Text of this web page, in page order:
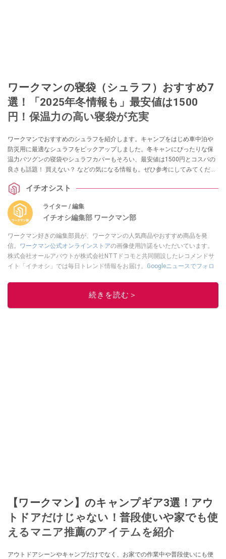
ワークマンの寝袋（シュラフ）おすすめ7
選！「2025年冬情報も」最安値は1500
円！保温力の高い寝袋が充実
ワークマンでおすすめのシュラフを紹介します。キャンプをはじめ車中泊や
防災用に最適なシュラフをピックアップしました。冬キャンにぴったりな保
温力バツグンの寝袋やシュラフカバーもそろい、最安値は1500円とコスパの
良さも話題！ 買えない？ などの気になる情報も。ぜひ参考にしてみてくださ
イチオシスト
ライター / 編集
イチオシ編集部 ワークマン部
ワークマン好きの編集部員が、ワークマンの人気商品やおすすめ商品を発
信。 ワークマン公式オンラインストアの画像使用許諾をいただいています。
株式会社オールアバウトが株式会社NTTドコモと共同開設したレコメンドサ
イト「イチオシ」では毎日トレンド情報をお届け。 Googleニュースでフォロ
このイチオシストの他の記事を読む
続きを読む＞
【ワークマン】のキャンプギア3選！アウ
トドアだけじゃない！普段使いや家でも使
えるマニア推薦のアイテムを紹介
アウトドアシーンやキャンプだけでなく、お家での作業中や普段使いにも便